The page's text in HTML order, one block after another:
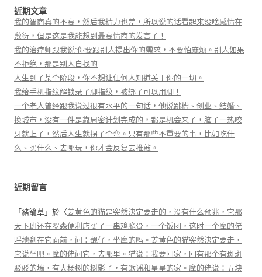
近期文章
我的智商真的不高，然后我精力也差，所以说的话看起来没啥感情在
敷衍，但是这是我能想到最高情商的发言了！
我的治疗师跟我说:你要跟别人提出你的需求，不要怕麻烦。别人如果
不拒绝，那是别人自找的
人生到了某个阶段，你不想让任何人知道关于你的一切。
我给手机指纹解锁录了脚指纹，被绑了可以用脚！
一个老人曾经跟我说过很有水平的一句话，他说跳槽、创业、结婚、
换城市，没有一件是靠周密计划完成的，都是机会来了，脑子一热咬
牙就上了，然后人生就拐了个弯。只有那些不重要的事，比如吃什
么、买什么、去哪玩，你才会反复去推敲。
近期留言
「 豬籠草 」於〈姜黄色的猫是突然決定要走的，没有什么预兆，它那
天下班还在罗森便利店买了一串鸡脆骨，一个饭团，这时一个摩的佬
呼地刹在它面前，问：靓仔，坐摩的吗。姜黄色的猫突然決定要走，
它说坐吧。摩的佬问它，去哪里。猫说：我要回家，回有那个有斑斑
驳驳的墙，有大杨树的树影子，有歌谣和星星的家。摩的佬说：五块